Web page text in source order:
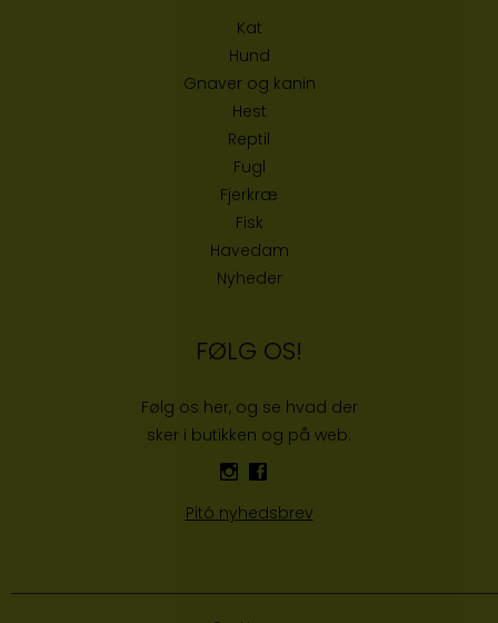
Kat
Hund
Gnaver og kanin
Hest
Reptil
Fugl
Fjerkræ
Fisk
Havedam
Nyheder
FØLG OS!
Følg os her, og se hvad der
sker i butikken og på web:
Pitó nyhedsbrev